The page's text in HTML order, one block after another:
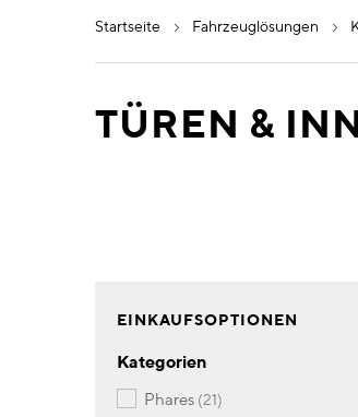
startseite fahrzeuglösungen
TÜREN &
EINKAUFSOPTIONEN
Kategorien
phares 21Artikel